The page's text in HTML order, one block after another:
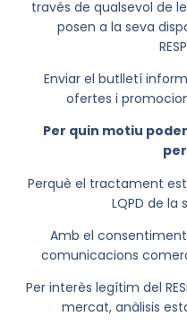
través de qualsevol de
posen a la seva
Enviar el butlletí
ofertes i
Per quin motiu
Perquè el tractament
LQPD de
Amb el consentiment
comunicacions
Per interès legítim del
mercat, anàlisis